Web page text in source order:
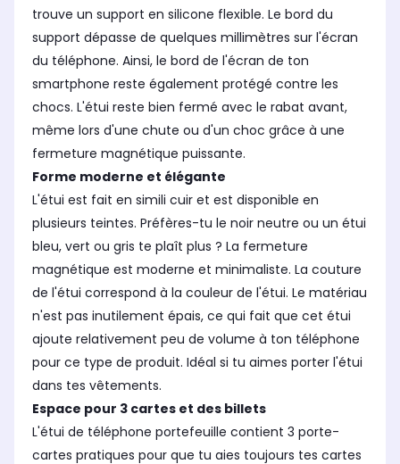
trouve un support en silicone flexible. Le bord du
support dépasse de quelques millimètres sur l'écran
du téléphone. Ainsi, le bord de l'écran de ton
smartphone reste également protégé contre les
chocs. L'étui reste bien fermé avec le rabat avant,
même lors d'une chute ou d'un choc grâce à une
fermeture magnétique puissante.
Forme moderne et élégante
L'étui est fait en simili cuir et est disponible en
plusieurs teintes. Préfères-tu le noir neutre ou un étui
bleu, vert ou gris te plaît plus ? La fermeture
magnétique est moderne et minimaliste. La couture
de l'étui correspond à la couleur de l'étui. Le matériau
n'est pas inutilement épais, ce qui fait que cet étui
ajoute relativement peu de volume à ton téléphone
pour ce type de produit. Idéal si tu aimes porter l'étui
dans tes vêtements.
Espace pour 3 cartes et des billets
L'étui de téléphone portefeuille contient 3 porte-
cartes pratiques pour que tu aies toujours tes cartes